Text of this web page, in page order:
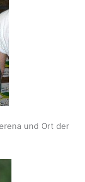
und Ort der